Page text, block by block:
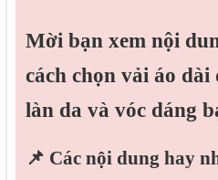
Mời bạn xem nội
cách chọn vải áo
làn da và vóc dáng
📌 Các nội dung hay